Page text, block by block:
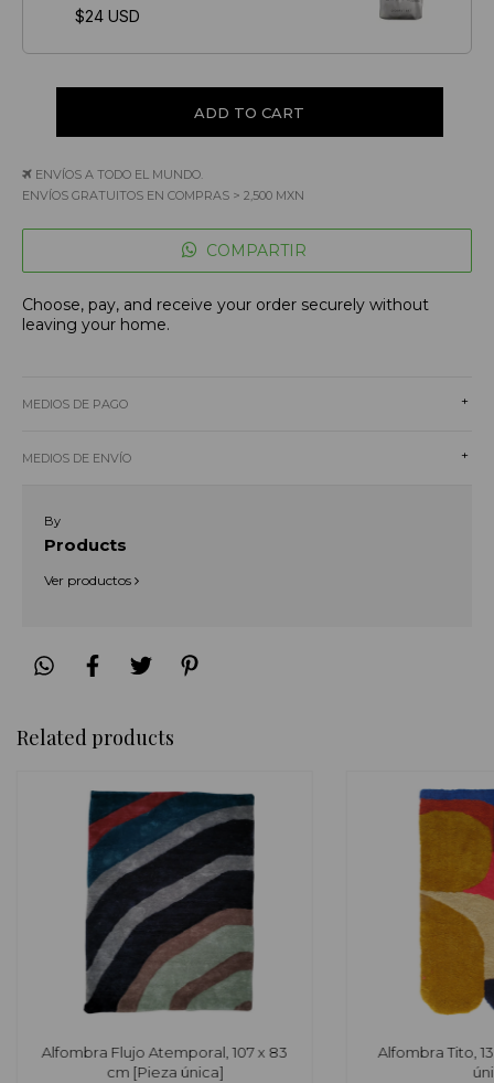
$24 USD
ENVÍOS A TODO EL MUNDO.
ENVÍOS GRATUITOS EN COMPRAS > 2,500 MXN
COMPARTIR
Choose, pay, and receive your order securely without
leaving your home.
+
MEDIOS DE PAGO
+
MEDIOS DE ENVÍO
By
Products
Ver productos
Related products
Alfombra Flujo Atemporal, 107 x 83
cm [Pieza única]
Alfombra Tito,